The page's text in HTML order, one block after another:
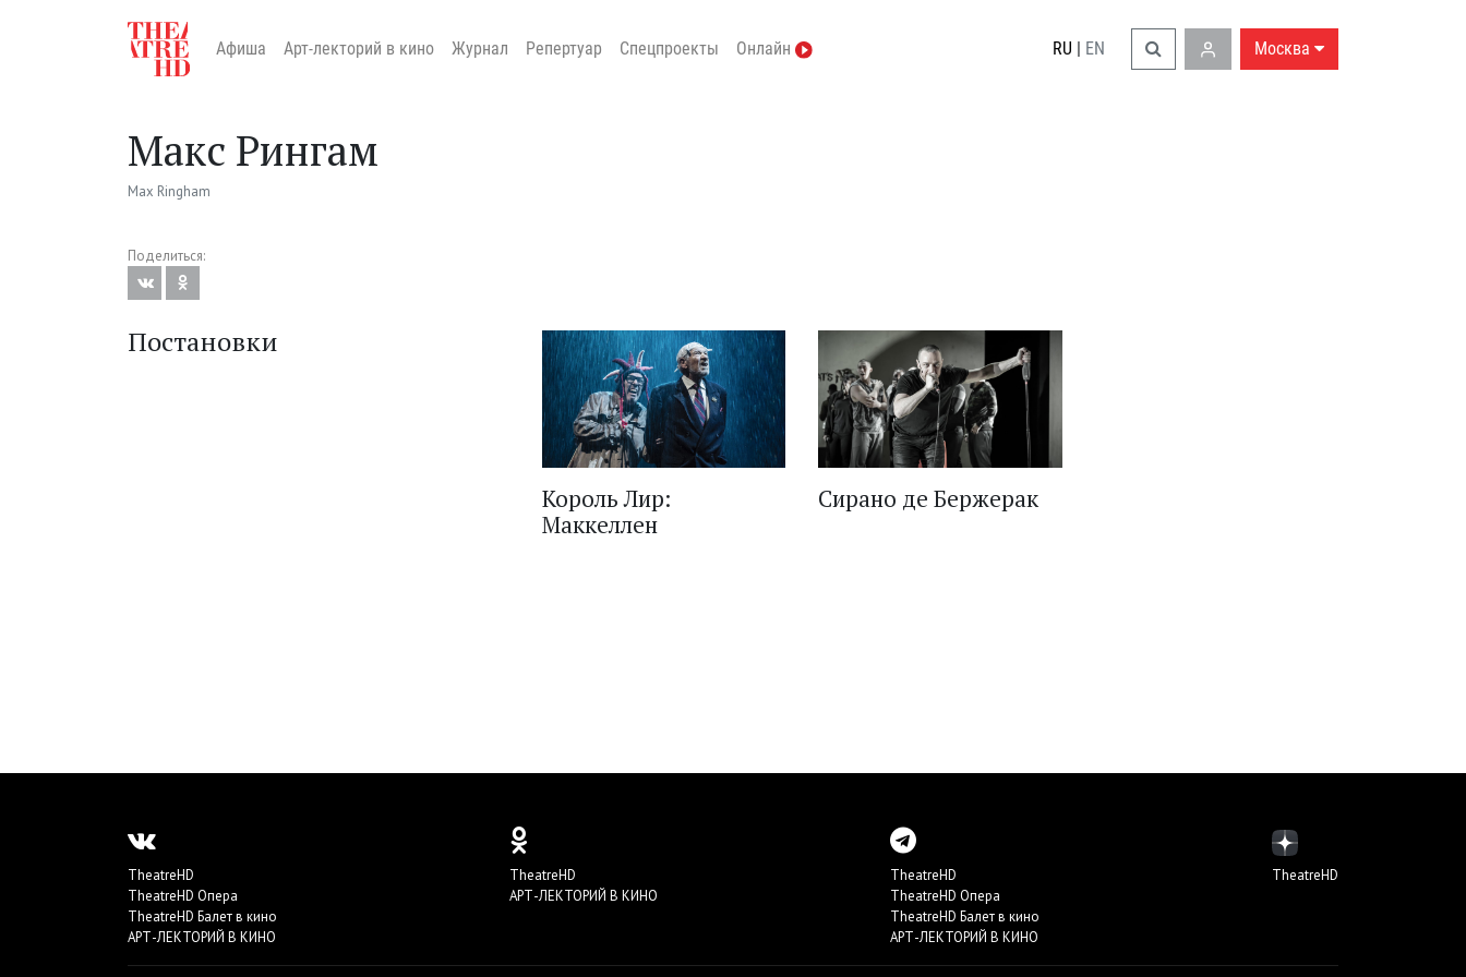
Москва
Афиша Арт-лекторий в кино Журнал Репертуар Спецпроекты Онлайн RU | EN
Макс Рингам
Max Ringham
Поделиться:
Постановки
Король Лир:
Маккеллен
Сирано де Бержерак
TheatreHD
TheatreHD Опера
TheatreHD Балет в кино
АРТ-ЛЕКТОРИЙ В КИНО
TheatreHD
АРТ-ЛЕКТОРИЙ В КИНО
TheatreHD
TheatreHD Опера
TheatreHD Балет в кино
АРТ-ЛЕКТОРИЙ В КИНО
TheatreHD